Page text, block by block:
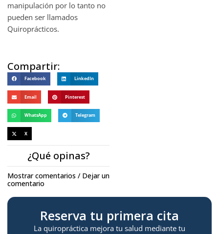
manipulación por lo tanto no
pueden ser llamados
Quiroprácticos.
Compartir:
Facebook LinkedIn
Email Pinterest
WhatsApp Telegram
X
¿Qué opinas?
Mostrar comentarios / Dejar un
comentario
Reserva tu primera cita
La quiropráctica mejora tu salud mediante tu